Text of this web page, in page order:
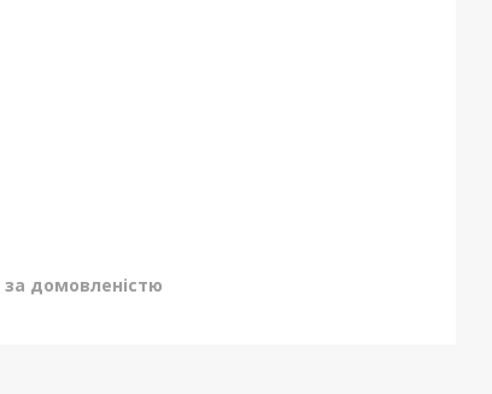
за домовленістю